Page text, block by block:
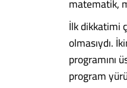
İlk dikkatimi
olmasıydı.
programını
program